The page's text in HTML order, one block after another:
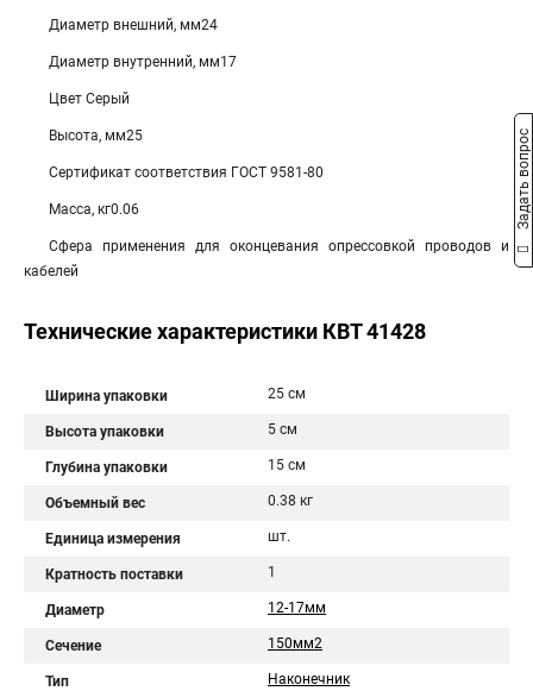
Диаметр внешний, мм24
Диаметр внутренний, мм17
Цвет Серый
Высота, мм25
Сертификат соответствия ГОСТ 9581-80
Масса, кг0.06
Сфера применения для оконцевания опрессовкой проводов и
кабелей
Технические характеристики КВТ 41428
Ширина упаковки 25 см
Высота упаковки 5 см
Глубина упаковки 15 см
Объемный вес 0.38 кг
Единица измерения шт.
Кратность поставки 1
Диаметр 12-17мм
Сечение 150мм2
Тип Наконечник
Задать вопрос